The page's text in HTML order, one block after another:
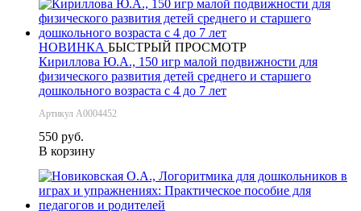
НОВИНКА БЫСТРЫЙ ПРОСМОТР
Кириллова Ю.А., 150 игр малой подвижности для
физического развития детей среднего и старшего
дошкольного возраста с 4 до 7 лет
Артикул А0004452
550 руб.
В корзину